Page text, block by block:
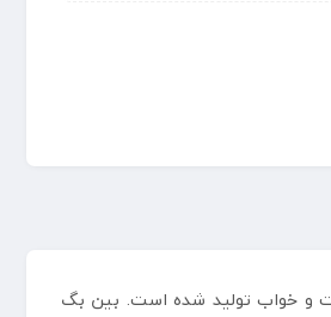
و خواب تولید شده است. بین بگ